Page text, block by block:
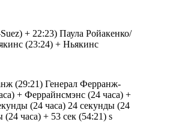
+ 22:23) Паула Ройакенко/
(23:24) + Ньякинс
(29:21) Генерал Ферранж-
+ Феррайнсмэнс (24 часа) +
(24 часа) 24 секунды (24
часа) + 53 сек (54:21) s